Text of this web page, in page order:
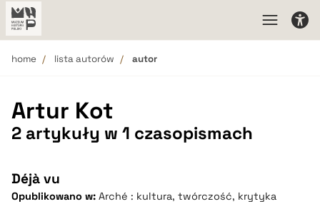
home lista autorów autor
Artur Kot
2 artykuły w 1 czasopismach
Déjà vu
Opublikowano w: Arché : kultura, twórczość, krytyka